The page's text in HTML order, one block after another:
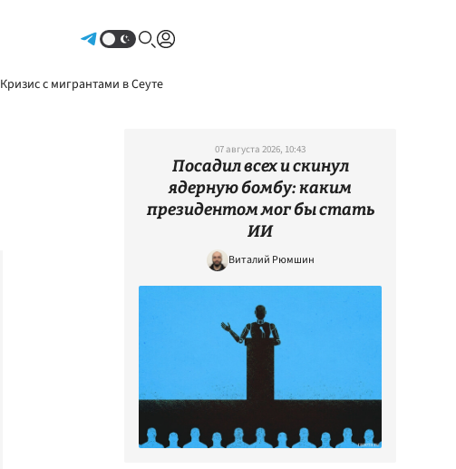
Кризис с мигрантами в Сеуте
07 августа 2026, 10:43
Посадил всех и скинул
ядерную бомбу: каким
президентом мог бы стать
ИИ
Виталий Рюмшин